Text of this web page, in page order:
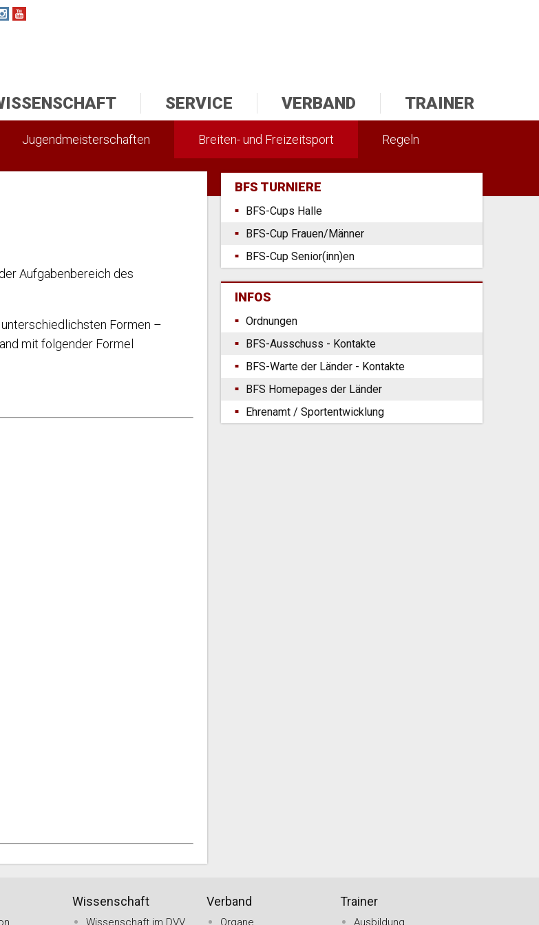
Jugendmeisterschaften Breiten- und Freizeitsport Regeln
SERVICE VERBAND TRAINER
Aufgabenbereich des
unterschiedlichsten Formen –
mit folgender Formel
BFS TURNIERE
BFS-Cups Halle
BFS-Cup Frauen/Männer
BFS-Cup Senior(inn)en
INFOS
Ordnungen
BFS-Ausschuss - Kontakte
BFS-Warte der Länder - Kontakte
BFS Homepages der Länder
Ehrenamt / Sportentwicklung
Wissenschaft
Wissenschaft im DVV
Verband
Organe
Trainer
Ausbildung